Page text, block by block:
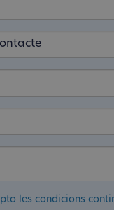
les condicions